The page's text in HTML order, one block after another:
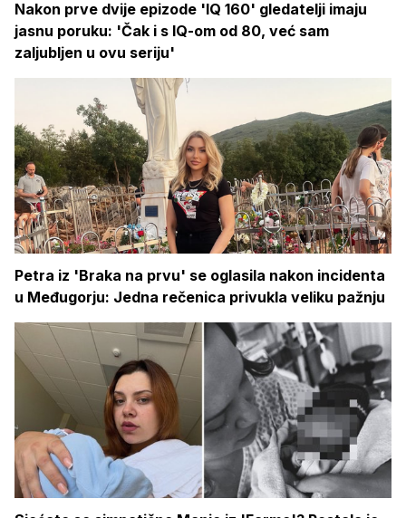
Nakon prve dvije epizode 'IQ 160' gledatelji imaju
jasnu poruku: 'Čak i s IQ-om od 80, već sam
zaljubljen u ovu seriju'
Petra iz 'Braka na prvu' se oglasila nakon incidenta
u Međugorju: Jedna rečenica privukla veliku pažnju